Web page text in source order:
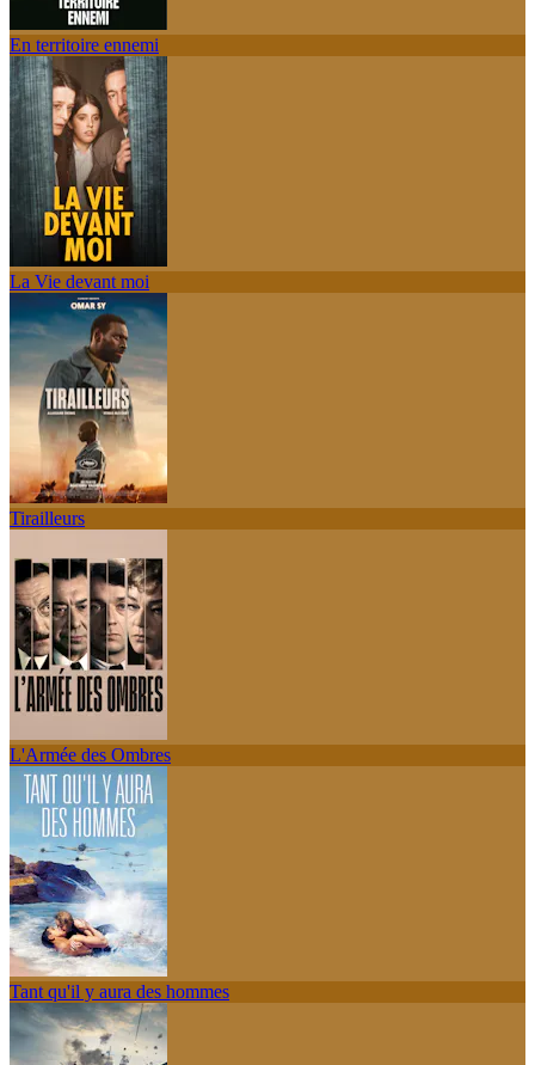
En territoire ennemi
La Vie devant moi
Tirailleurs
L'Armée des Ombres
Tant qu'il y aura des hommes